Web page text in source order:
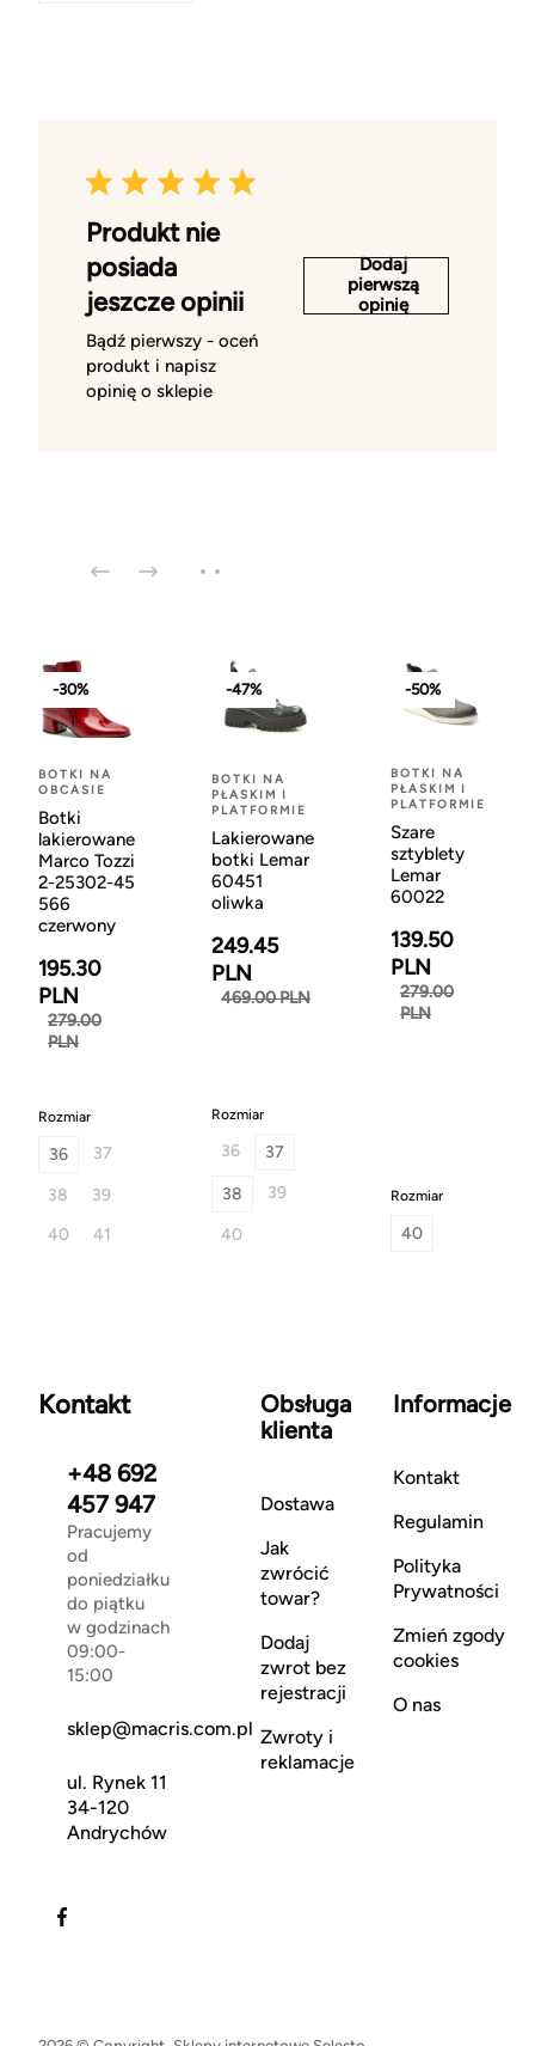
Produkt nie
posiada
jeszcze opinii
Bądź pierwszy - oceń
produkt i napisz
opinię o sklepie
Dodaj
pierwszą
opinię
-30%
BOTKI NA
OBCASIE
Botki
lakierowane
Marco Tozzi
2-25302-45
566
czerwony
195.30
PLN
279.00
PLN
Rozmiar
36 37
38
39
40
41
-47%
BOTKI NA
PŁASKIM I
PLATFORMIE
Lakierowane
botki Lemar
60451
oliwka
249.45
PLN
469.00 PLN
Rozmiar
36 37
38 39
40
-50%
BOTKI NA
PŁASKIM I
PLATFORMIE
Szare
sztyblety
Lemar
60022
139.50
PLN
279.00
PLN
Rozmiar
40
Kontakt
+48 692
457 947
Pracujemy
od
poniedziałku
do piątku
w godzinach
09:00-
15:00
sklep@macris.com.pl
ul. Rynek 11
34-120
Andrychów
Obsługa
klienta
Dostawa
Jak
zwrócić
towar?
Dodaj
zwrot bez
rejestracji
Zwroty i
reklamacje
Informacje
Kontakt
Regulamin
Polityka
Prywatności
Zmień zgody
cookies
O nas